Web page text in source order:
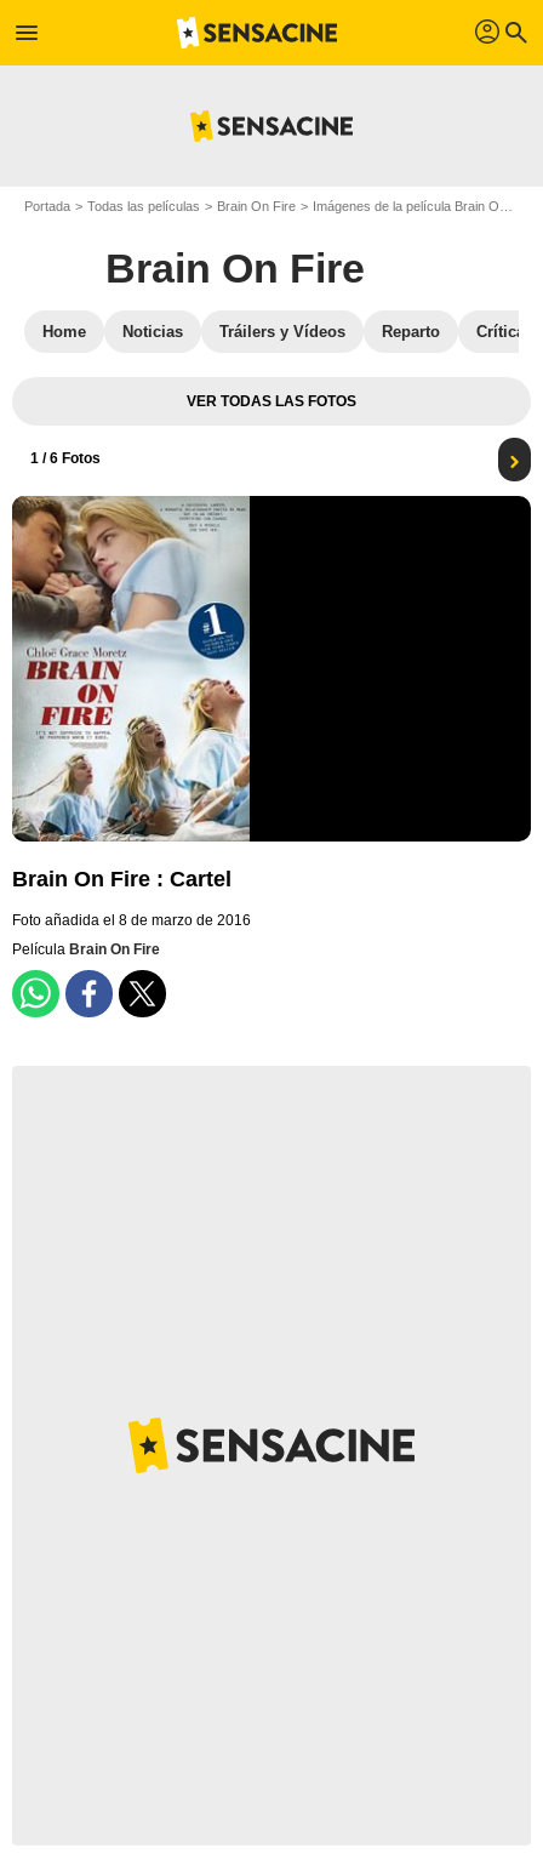
menu profil search
Portada Todas las películas Brain On Fire Imágenes de la película Brain On Fire
Brain On Fire
Home Noticias Tráilers y Vídeos Reparto Críticas
VER TODAS LAS FOTOS
1 / 6 Fotos
Brain On Fire : Cartel
Foto añadida el 8 de marzo de 2016
Película Brain On Fire